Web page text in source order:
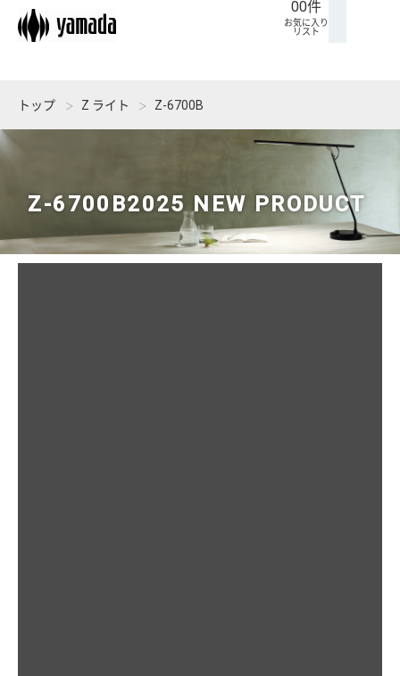
トップ Z ライト Z-6700B
に
入
00件
お気に入り
リスト
Z-6700B2025 NEW PRODUCT